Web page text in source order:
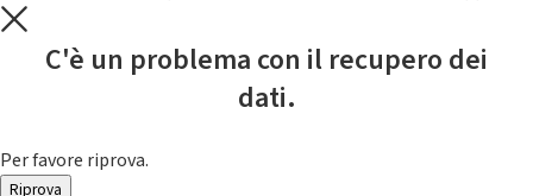
C'è un problema con il recupero dei
dati.
Per favore riprova.
Riprova